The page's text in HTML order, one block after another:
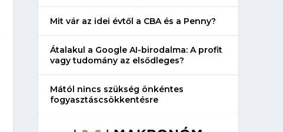
Mit vár az idei évtől a CBA és a Penny?
Átalakul a Google AI-birodalma: A profit
vagy tudomány az elsődleges?
Mától nincs szükség önkéntes
fogyasztáscsökkentésre